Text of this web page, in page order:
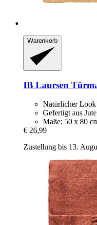
Warenkorb
IB Laursen
Natürlicher Look
Gefertigt aus Jute
Maße: 50 x 80
€ 26,99
Zustellung bis 13.